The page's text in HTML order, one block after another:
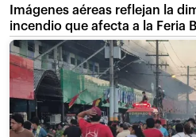
Imágenes aéreas reflejan la
incendio que afecta a la Feria